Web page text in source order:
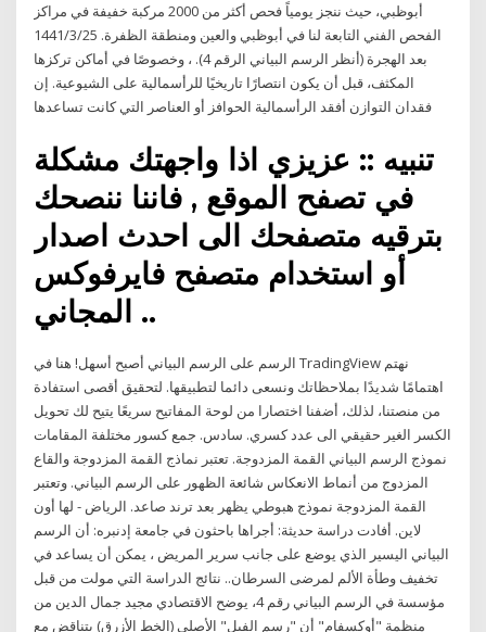
أبوظبي، حيث ننجز يومياً فحص أكثر من 2000 مركبة خفيفة في مراكز
الفحص الفني التابعة لنا في أبوظبي والعين ومنطقة الظفرة. 25‏‏/3‏‏/1441
بعد الهجرة (أنظر الرسم البياني الرقم 4). ، وخصوصًا في أماكن تركزها
المكثف، قبل أن يكون انتصارًا تاريخيًا للرأسمالية على الشيوعية. إن
فقدان التوازن أفقد الرأسمالية الحوافز أو العناصر التي كانت تساعدها
تنبيه :: عزيزي اذا واجهتك مشكلة
في تصفح الموقع , فاننا ننصحك
بترقيه متصفحك الى احدث اصدار
أو استخدام متصفح فايرفوكس
المجاني ..
الرسم على الرسم البياني أصبح أسهل! هنا في TradingView نهتم
اهتمامًا شديدًا بملاحظاتك ونسعى دائما لتطبيقها. لتحقيق أقصى استفادة
من منصتنا، لذلك، أضفنا اختصارا من لوحة المفاتيح سريعًا يتيح لك تحويل
الكسر الغير حقيقي الى عدد كسري. سادس. جمع كسور مختلفة المقامات
نموذج الرسم البياني القمة المزدوجة. تعتبر نماذج القمة المزدوجة والقاع
المزدوج من أنماط الانعكاس شائعة الظهور على الرسم البياني. وتعتبر
القمة المزدوجة نموذج هبوطي يظهر بعد ترند صاعد. الرياض - لها أون
لاين. أفادت دراسة حديثة: أجراها باحثون في جامعة إدنبره: أن الرسم
البياني اليسير الذي يوضع على جانب سرير المريض ، يمكن أن يساعد في
تخفيف وطأة الألم لمرضى السرطان.. نتائج الدراسة التي مولت من قبل
مؤسسة في الرسم البياني رقم 4، يوضح الاقتصادي مجيد جمال الدين من
منظمة "أوكسفام" أن "رسم الفيل" الأصلي (الخط الأزرق) يتناقض مع